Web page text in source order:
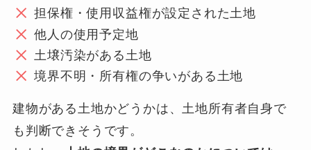
担保権・使用収益権が設定された土地
他人の使用予定地
土壌汚染がある土地
境界不明・所有権の争いがある土地
建物がある土地かどうかは、土地所有者自身で
も判断できそうです。